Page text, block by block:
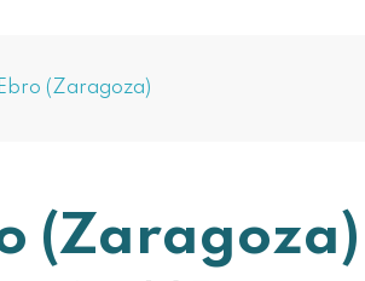
(Zaragoza)
(Zaragoza)